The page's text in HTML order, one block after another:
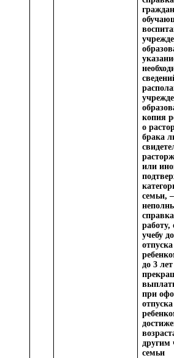
копия
о
брака
или
семьи,
работу,
учебу
до 3
при
другим
семьи